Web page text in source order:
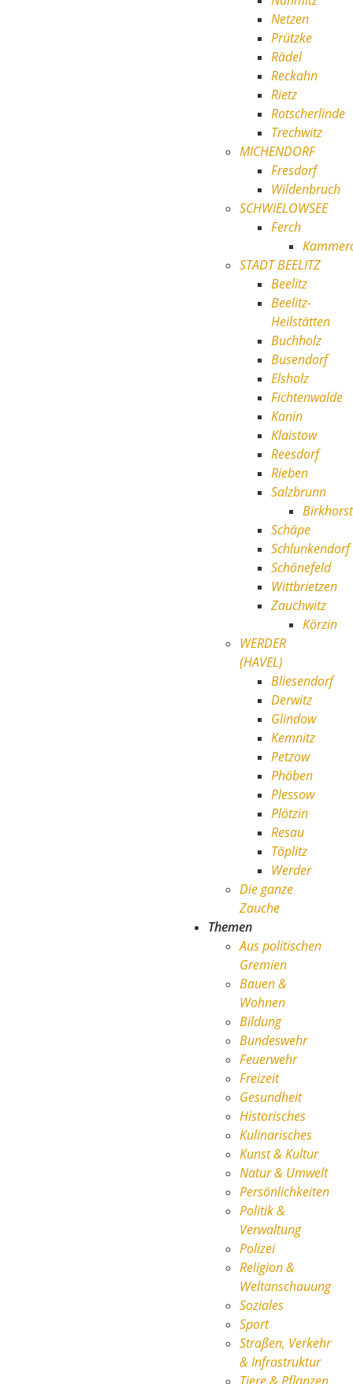
Netzen
Prützke
Rädel
Reckahn
Rietz
Rotscherlinde
Trechwitz
MICHENDORF
Fresdorf
Wildenbruch
SCHWIELOWSEE
Ferch
STADT BEELITZ
Beelitz
Beelitz-
Heilstätten
Buchholz
Busendorf
Elsholz
Fichtenwalde
Kanin
Klaistow
Reesdorf
Rieben
Salzbrunn
Birkhorst
Schäpe
Schlunkendorf
Schönefeld
Wittbrietzen
Zauchwitz
Körzin
WERDER
(HAVEL)
Bliesendorf
Derwitz
Glindow
Kemnitz
Petzow
Phöben
Plessow
Plötzin
Resau
Töplitz
Werder
Die ganze
Zauche
Themen
Aus politischen
Gremien
Bauen &
Wohnen
Bildung
Bundeswehr
Feuerwehr
Freizeit
Gesundheit
Historisches
Kulinarisches
Kunst & Kultur
Natur & Umwelt
Persönlichkeiten
Politik &
Verwaltung
Polizei
Religion &
Weltanschauung
Soziales
Sport
Straßen, Verkehr
& Infrastruktur
Tiere & Pflanzen